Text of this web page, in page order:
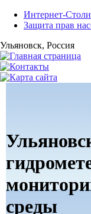
Интернет-
Защита прав
Ульяновск, Россия
среды